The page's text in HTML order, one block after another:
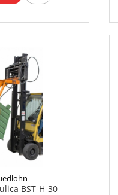
BST-H-30